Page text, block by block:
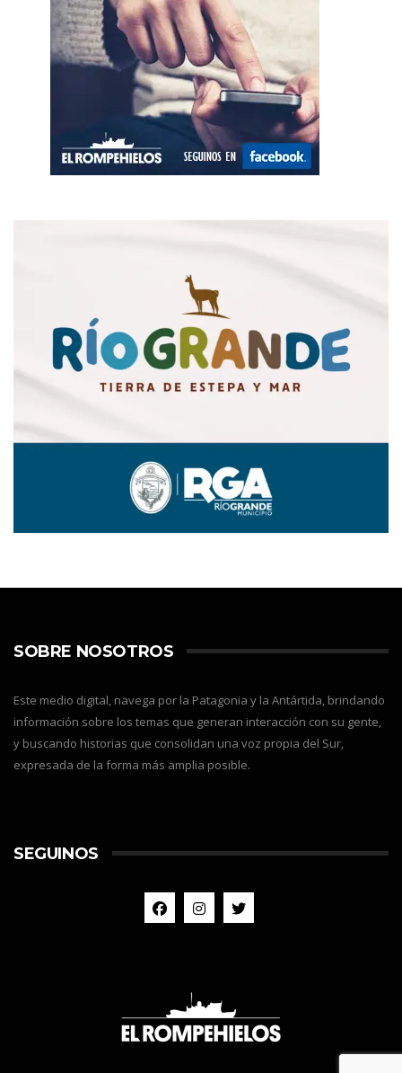
SOBRE NOSOTROS
Este medio digital, navega por la Patagonia y la Antártida, brindando
información sobre los temas que generan interacción con su gente,
y buscando historias que consolidan una voz propia del Sur,
expresada de la forma más amplia posible.
SEGUINOS